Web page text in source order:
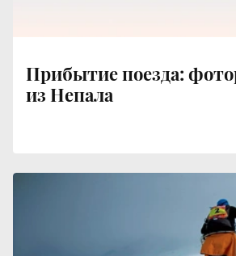
Прибытие поезда:
из Непала